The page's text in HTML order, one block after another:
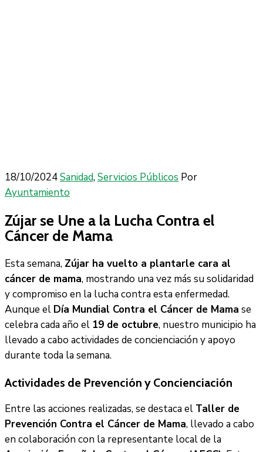
18/10/2024Sanidad‚Servicios Públicos Por
Ayuntamiento
Zújar se Une a la Lucha Contra el
Cáncer de Mama
Esta semana, Zújar ha vuelto a plantarle cara al
cáncer de mama, mostrando una vez más su solidaridad
y compromiso en la lucha contra esta enfermedad.
Aunque el Día Mundial Contra el Cáncer de Mama se
celebra cada año el 19 de octubre, nuestro municipio ha
llevado a cabo actividades de concienciación y apoyo
durante toda la semana.
Actividades de Prevención y Concienciación
Entre las acciones realizadas, se destaca el Taller de
Prevención Contra el Cáncer de Mama, llevado a cabo
en colaboración con la representante local de la